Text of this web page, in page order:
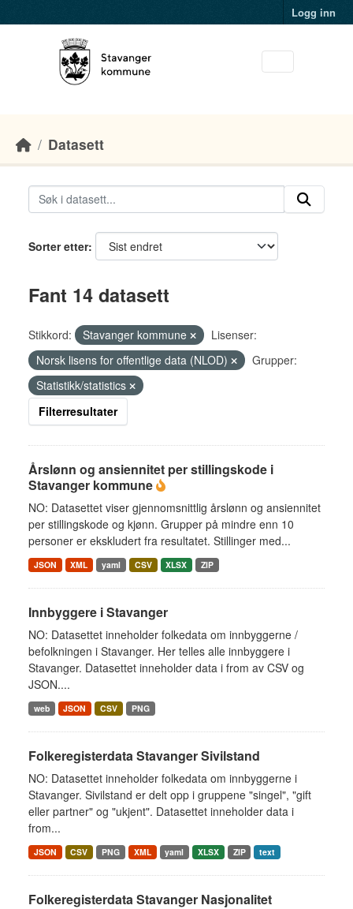
Logg inn
Datasett
Sorter etter
Fant 14 datasett
Stikkord: Stavanger kommune
Lisenser:
Norsk lisens for offentlige data (NLOD)
Grupper:
Statistikk/statistics
Filterresultater
Årslønn og ansiennitet per stillingskode i
Stavanger kommune
NO: Datasettet viser gjennomsnittlig årslønn og ansiennitet
per stillingskode og kjønn. Grupper på mindre enn 10
personer er ekskludert fra resultatet. Stillinger med...
JSON XML yaml CSV XLSX ZIP
Innbyggere i Stavanger
NO: Datasettet inneholder folkedata om innbyggerne /
befolkningen i Stavanger. Her telles alle innbyggere i
Stavanger. Datasettet inneholder data i from av CSV og
JSON....
web JSON CSV PNG
Folkeregisterdata Stavanger Sivilstand
NO: Datasettet inneholder folkedata om innbyggerne i
Stavanger. Sivilstand er delt opp i gruppene "singel", "gift
eller partner" og "ukjent". Datasettet inneholder data i
from...
JSON CSV PNG XML yaml XLSX ZIP text
Folkeregisterdata Stavanger Nasjonalitet